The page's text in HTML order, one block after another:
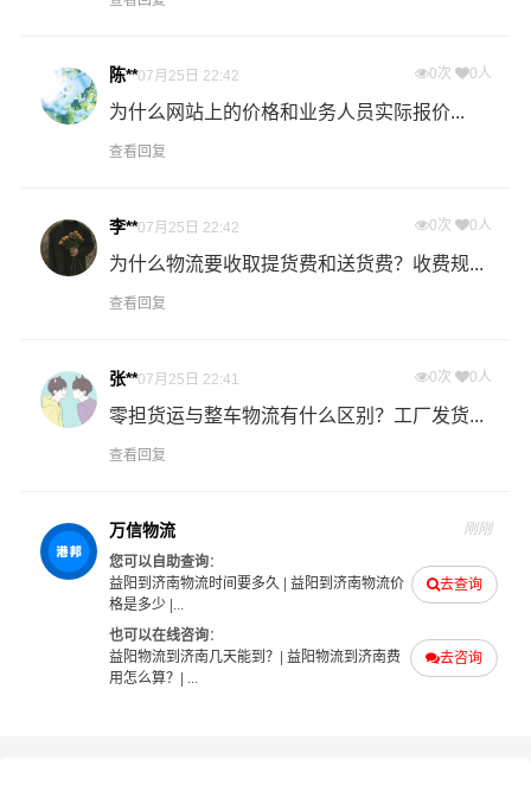
散地运送到指定的收货地点，期间产生的费用称为送货
费。
- 万信物流益阳物流业务部秉承“用心呵护，值得托付”的服
客户提供优质高效的益阳到济南的专线物流运输服务。益
阳到济南货运专线是港邦的优质品牌服务，我们一直多年
的在为各行各业提供我们的物流服务，也得到了很多客户
的认可和口碑相传，如果您有意向选择我们，我们非常乐
也提供从益阳发物流到济南的运输服务，您也可以多多
咨询，找到合适您的物流服务商。
益阳物流
陈**07月25日 22:42 0次 0人
为什么网站上的价格和业务人员实际报价...
查看回复
李**07月25日 22:42 0次 0人
为什么物流要收取提货费和送货费？收费规...
查看回复
张**07月25日 22:41 0次 0人
零担货运与整车物流有什么区别？工厂发货...
查看回复
万信物流 刚刚
去查询
您可以自助查询：
益阳到济南物流时间要多久
益阳到济南物流价
格是多少|...
去咨询
也可以在线咨询：
益阳物流到济南几天能到？
益阳物流到济南费
用怎么算？
| ...